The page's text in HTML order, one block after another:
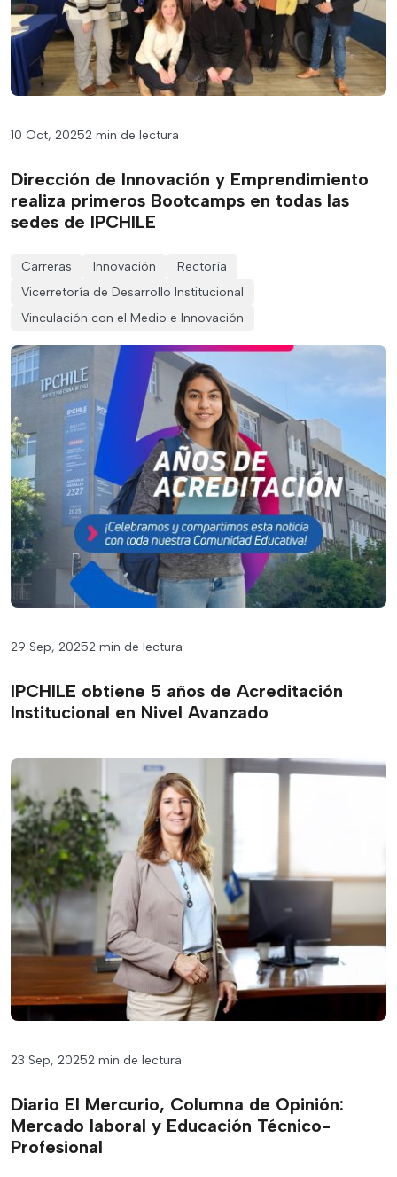
10 Oct, 20252 min de lectura
Dirección de Innovación y Emprendimiento
realiza primeros Bootcamps en todas las
sedes de IPCHILE
Carreras Innovación
Rectoría
Vicerretoría de Desarrollo Institucional
Vinculación con el Medio e Innovación
29 Sep, 20252 min de lectura
IPCHILE obtiene 5 años de Acreditación
Institucional en Nivel Avanzado
23 Sep, 20252 min de lectura
Diario El Mercurio, Columna de Opinión:
Mercado laboral y Educación Técnico-
Profesional